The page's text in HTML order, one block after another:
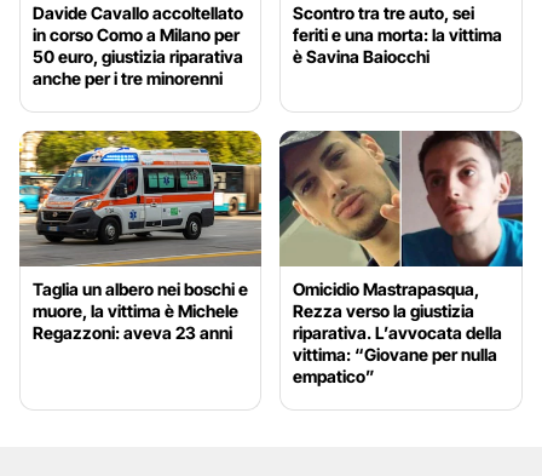
Davide Cavallo accoltellato
in corso Como a Milano per
50 euro, giustizia riparativa
anche per i tre minorenni
Scontro tra tre auto, sei
feriti e una morta: la vittima
è Savina Baiocchi
Taglia un albero nei boschi e
muore, la vittima è Michele
Regazzoni: aveva 23 anni
Omicidio Mastrapasqua,
Rezza verso la giustizia
riparativa. L’avvocata della
vittima: “Giovane per nulla
empatico”